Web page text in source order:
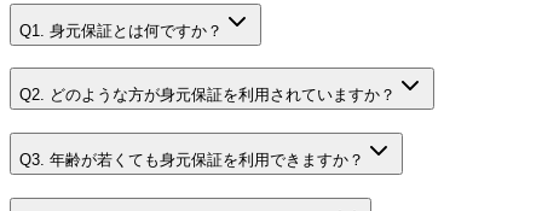
Q1. 身元保証とは何ですか？
Q2. どのような方が身元保証を利用されていますか？
Q3. 年齢が若くても身元保証を利用できますか？